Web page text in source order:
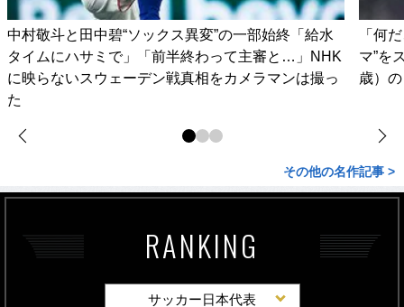
中村敬斗と田中碧“ソックス異変”の一部始終「給水
タイムにハサミで」「前半終わって主審と…」NHK
に映らないスウェーデン戦真相をカメラマンは撮っ
た
「何
マ”を
歳）
その他の名作記事 >
RANKING
サッカー日本代表